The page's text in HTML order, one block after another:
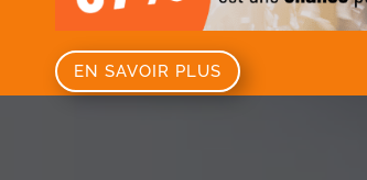
EN SAVOIR PLUS